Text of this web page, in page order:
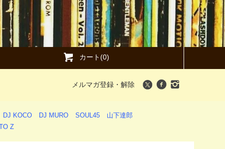
カート(0)
メルマガ登録・解除
DJ KOCO DJ MURO SOUL45
山下達郎
Z